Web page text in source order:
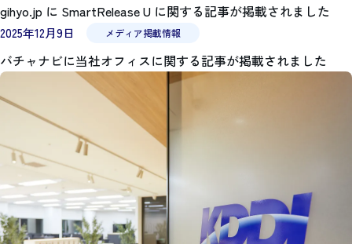
gihyo.jp に SmartRelease U に関する記事が掲載されました
2025年12月9日 メディア掲載情報
バチャナビに当社オフィスに関する記事が掲載されました